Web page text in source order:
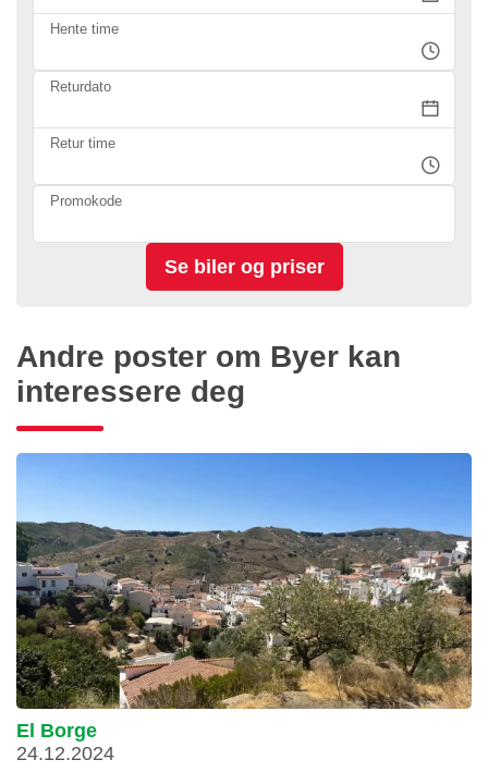
Hente time
Returdato
Retur time
Promokode
Andre poster om Byer kan
interessere deg
El Borge
24.12.2024